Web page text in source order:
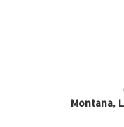
Montana,